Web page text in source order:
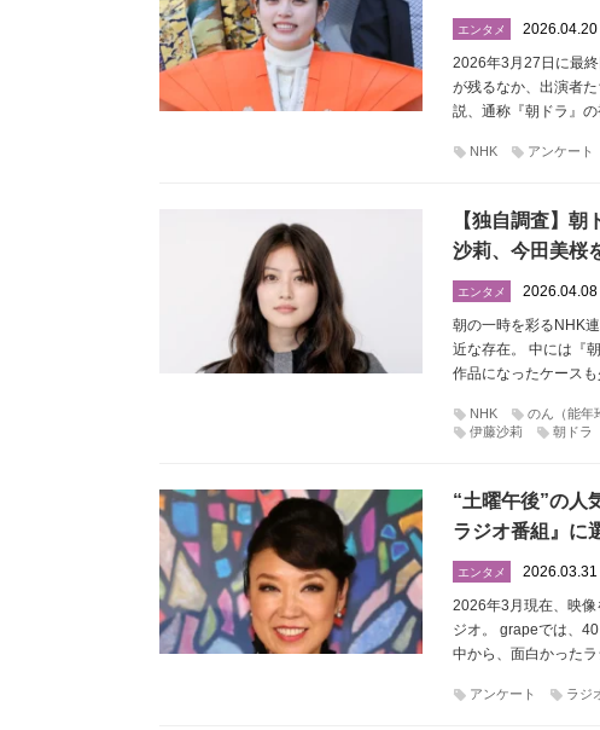
エンタメ 2026.04.20
2026年3月27日に最
が残るなか、出演者
説、通称『朝ドラ』
NHK アンケート
【独自調査】
沙莉、今田美桜
エンタメ 2026.04.08
朝の一時を彩るNHK
近な存在。 中には『
作品になったケース
NHK のん（能年
伊藤沙莉
朝ドラ
“土曜午後”の
ラジオ番組』に
エンタメ 2026.03.31
2026年3月現在、映像
ジオ。 grapeでは、
中から、面白かった
アンケート ラジ